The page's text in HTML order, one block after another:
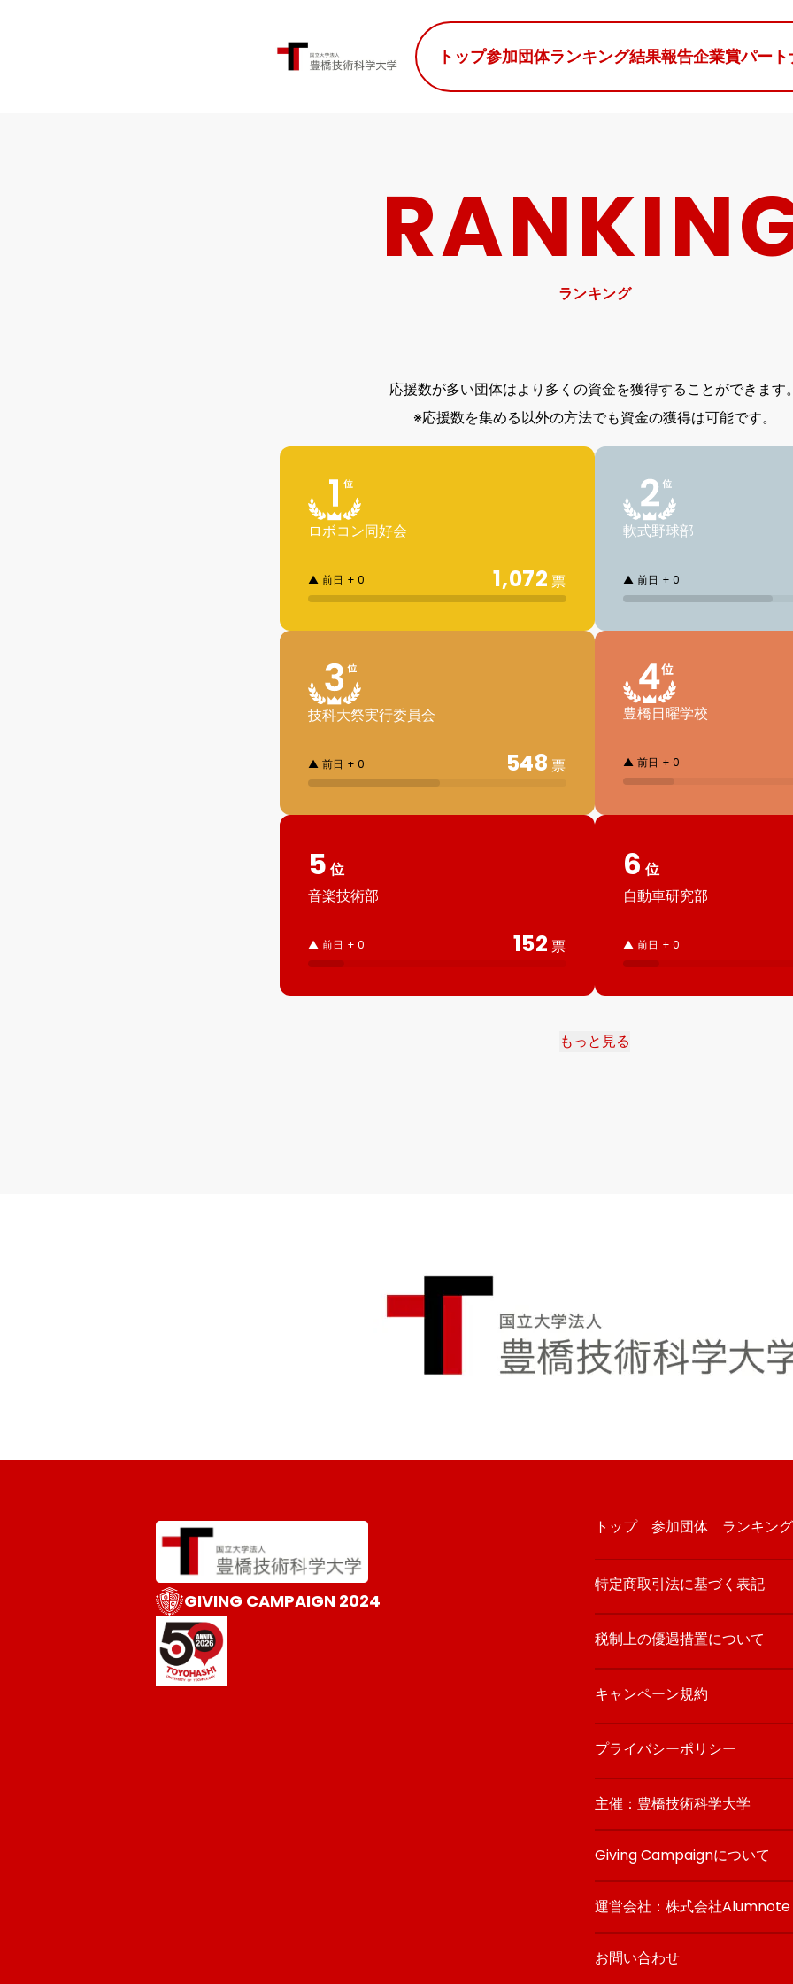
トップ参加団体ランキング結果報告企業賞パー
ランキング
応援数が多い団体はより多くの資金を獲得することができます。
※応援数を集める以外の方法でも資金の獲得は可能です。
ロボコン同好会
▲ 前日 + 0 1,072 票
軟式野球部
▲ 前日 + 0
技科大祭実行委員会
▲ 前日 + 0 548 票
豊橋日曜学校
▲ 前日 + 0
5 位
音楽技術部
▲ 前日 + 0 152 票
6 位
自動車研究部
▲ 前日 + 0
もっと見る
GIVING CAMPAIGN 2024
トップ 参加団体 ランキング
特定商取引法に基づく表記
税制上の優遇措置について
キャンペーン規約
プライバシーポリシー
主催：豊橋技術科学大学
Giving Campaignについて
運営会社：株式会社Alumnote
お問い合わせ